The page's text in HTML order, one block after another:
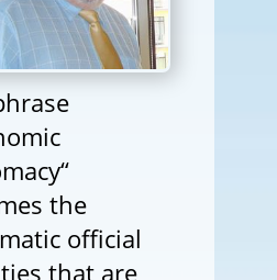
the
official
that are